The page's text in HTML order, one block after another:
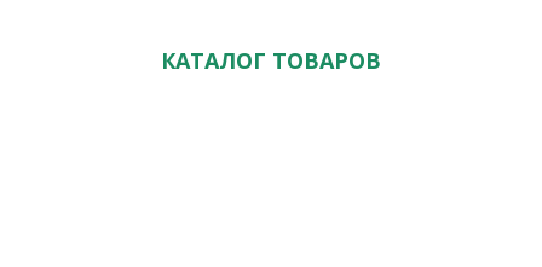
КАТАЛОГ ТОВАРОВ